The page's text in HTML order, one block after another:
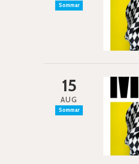
Sommar
15
AUG
Sommar